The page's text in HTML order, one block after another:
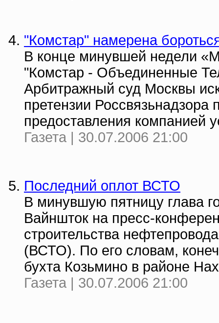
"Комстар" намерена
В конце минувшей недели
"Комcтар - Объединенные
Арбитражный суд Москвы
претензии Россвязьнадзора
предоставления компанией
Газета | 30.07.2006 21:00
Последний оплот ВСТО
В минувшую пятницу глава
Вайншток на пресс-
строительства
(ВСТО). По его словам,
бухта Козьмино в районе
Газета | 30.07.2006 21:00